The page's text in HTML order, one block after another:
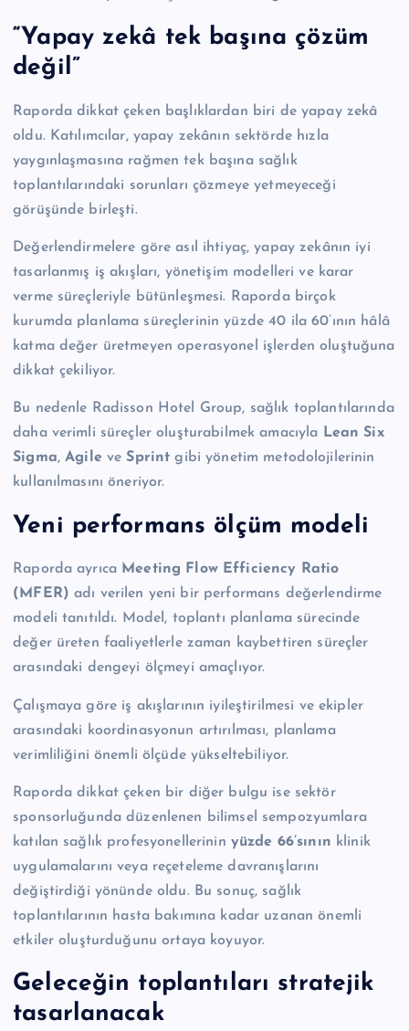
“Yapay zekâ tek başına çözüm
değil”
Raporda dikkat çeken başlıklardan biri de yapay zekâ
oldu. Katılımcılar, yapay zekânın sektörde hızla
yaygınlaşmasına rağmen tek başına sağlık
toplantılarındaki sorunları çözmeye yetmeyeceği
görüşünde birleşti.
Değerlendirmelere göre asıl ihtiyaç, yapay zekânın iyi
tasarlanmış iş akışları, yönetişim modelleri ve karar
verme süreçleriyle bütünleşmesi. Raporda birçok
kurumda planlama süreçlerinin yüzde 40 ila 60’ının hâlâ
katma değer üretmeyen operasyonel işlerden oluştuğuna
dikkat çekiliyor.
Bu nedenle Radisson Hotel Group, sağlık toplantılarında
daha verimli süreçler oluşturabilmek amacıyla Lean Six
Sigma,AgileveSprint gibi yönetim metodolojilerinin
kullanılmasını öneriyor.
Yeni performans ölçüm modeli
Raporda ayrıca Meeting Flow Efficiency Ratio
(MFER) adı verilen yeni bir performans değerlendirme
modeli tanıtıldı. Model, toplantı planlama sürecinde
değer üreten faaliyetlerle zaman kaybettiren süreçler
arasındaki dengeyi ölçmeyi amaçlıyor.
Çalışmaya göre iş akışlarının iyileştirilmesi ve ekipler
arasındaki koordinasyonun artırılması, planlama
verimliliğini önemli ölçüde yükseltebiliyor.
Raporda dikkat çeken bir diğer bulgu ise sektör
sponsorluğunda düzenlenen bilimsel sempozyumlara
katılan sağlık profesyonellerinin yüzde 66’sının klinik
uygulamalarını veya reçeteleme davranışlarını
değiştirdiği yönünde oldu. Bu sonuç, sağlık
toplantılarının hasta bakımına kadar uzanan önemli
etkiler oluşturduğunu ortaya koyuyor.
Geleceğin toplantıları stratejik
tasarlanacak